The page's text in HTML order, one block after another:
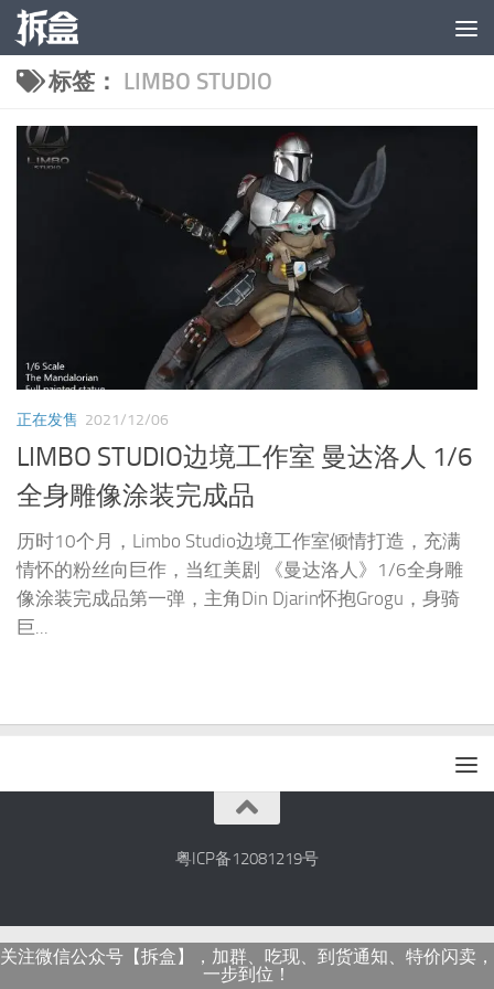
跳至内容
标签： LIMBO STUDIO
正在发售 2021/12/06
LIMBO STUDIO边境工作室 曼达洛人 1/6
全身雕像涂装完成品
历时10个月，Limbo Studio边境工作室倾情打造，充满
情怀的粉丝向巨作，当红美剧 《曼达洛人》1/6全身雕
像涂装完成品第一弹，主角Din Djarin怀抱Grogu，身骑
巨...
粤ICP备12081219号
关注微信公众号【拆盒】，加群、吃现、到货通知、特价闪卖，
一步到位！